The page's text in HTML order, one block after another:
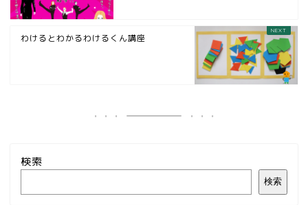
わけるとわかるわけるくん講座
検索
検索